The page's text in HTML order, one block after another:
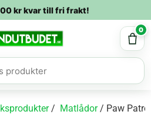
krkvar till fri frakt!
0
/ Matlådor/ Paw